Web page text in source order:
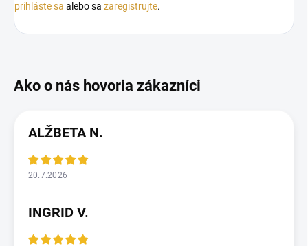
prihláste sa alebo sa zaregistrujte.
ALŽBETA N.
20.7.2026
INGRID V.